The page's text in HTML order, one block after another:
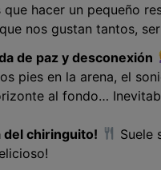
que hacer un pequeño
nos gustan tantos,
de paz y desconexión
pies en la arena, el
al fondo…
del chiringuito!
Suele